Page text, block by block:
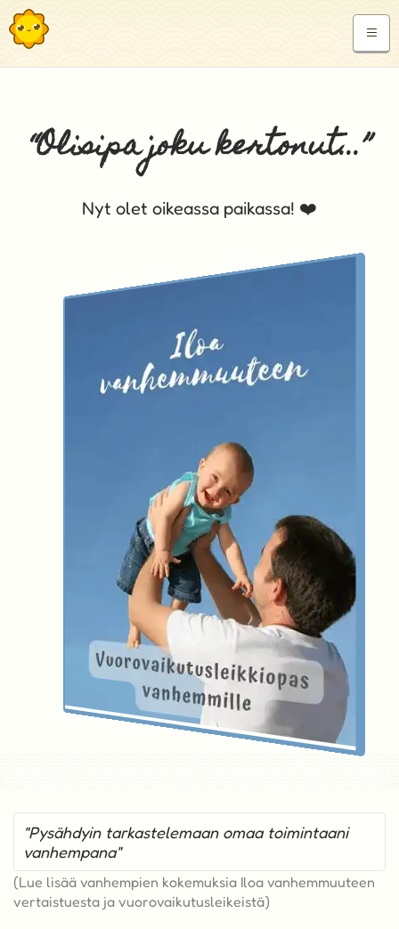
ILOA
“Olisipa joku kertonut...”
Nyt olet oikeassa paikassa! ❤️
"Opin uudelleen iloitsemaan lapsistani"